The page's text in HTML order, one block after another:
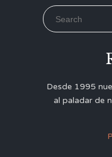
Search for:
Desde 1995
al paladar de